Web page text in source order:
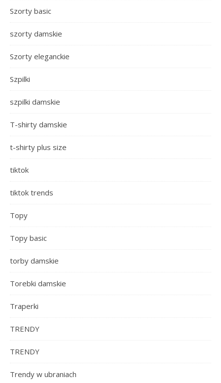
Szorty basic
szorty damskie
Szorty eleganckie
Szpilki
szpilki damskie
T-shirty damskie
t-shirty plus size
tiktok
tiktok trends
Topy
Topy basic
torby damskie
Torebki damskie
Traperki
TRENDY
TRENDY
Trendy w ubraniach